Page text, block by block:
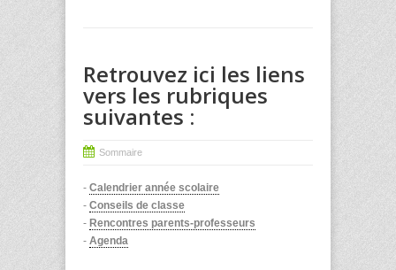
Retrouvez ici les liens
vers les rubriques
suivantes :
Sommaire
- Calendrier année scolaire
- Conseils de classe
- Rencontres parents-professeurs
- Agenda